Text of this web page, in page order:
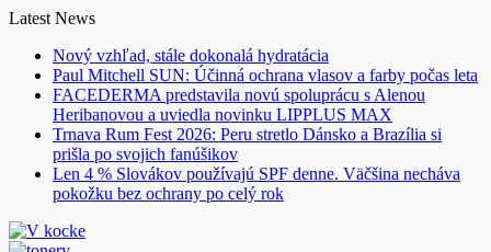
Skip
content
Latest News
Nový vzhľad, stále dokonalá hydratácia
Paul Mitchell SUN: Účinná ochrana vlasov a farby počas leta
FACEDERMA predstavila novú spoluprácu s Alenou
Heribanovou a uviedla novinku LIPPLUS MAX
Trnava Rum Fest 2026: Peru stretlo Dánsko a Brazília si
prišla po svojich fanúšikov
Len 4 % Slovákov používajú SPF denne. Väčšina necháva
pokožku bez ochrany po celý rok